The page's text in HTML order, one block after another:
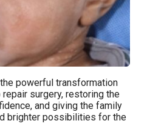
powerful transformation
surgery, restoring the
and giving the family
brighter possibilities for the